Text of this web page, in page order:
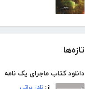
تازه‌ها
دانلود کتاب ماجرای یک نامه